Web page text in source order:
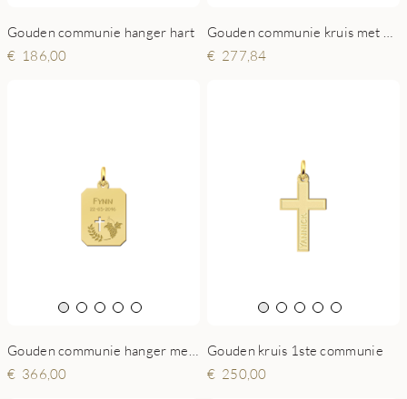
Gouden communie hanger hart
186,00
277,84
366,00
Gouden kruis 1ste communie
250,00